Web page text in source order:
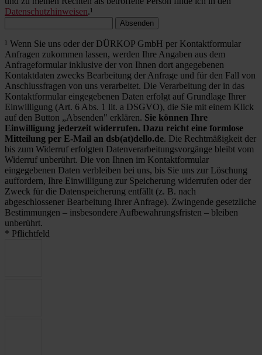
Datenschutzhinweisen.¹
Absenden
¹ Wenn Sie uns oder der DÜRKOP GmbH per Kontaktformular
Anfragen zukommen lassen, werden Ihre Angaben aus dem
Anfrageformular inklusive der von Ihnen dort angegebenen
Kontaktdaten zwecks Bearbeitung der Anfrage und für den Fall von
Anschlussfragen von uns verarbeitet. Die Verarbeitung der in das
Kontaktformular eingegebenen Daten erfolgt auf Grundlage Ihrer
Einwilligung (Art. 6 Abs. 1 lit. a DSGVO), die Sie mit einem Klick
auf den Button „Absenden" erklären. Sie können Ihre
Einwilligung jederzeit widerrufen. Dazu reicht eine formlose
Mitteilung per E-Mail an dsb(at)dello.de. Die Rechtmäßigkeit der
bis zum Widerruf erfolgten Datenverarbeitungsvorgänge bleibt vom
Widerruf unberührt. Die von Ihnen im Kontaktformular
eingegebenen Daten verbleiben bei uns, bis Sie uns zur Löschung
auffordern, Ihre Einwilligung zur Speicherung widerrufen oder der
Zweck für die Datenspeicherung entfällt (z. B. nach
abgeschlossener Bearbeitung Ihrer Anfrage). Zwingende gesetzliche
Bestimmungen – insbesondere Aufbewahrungsfristen – bleiben
unberührt.
* Pflichtfeld